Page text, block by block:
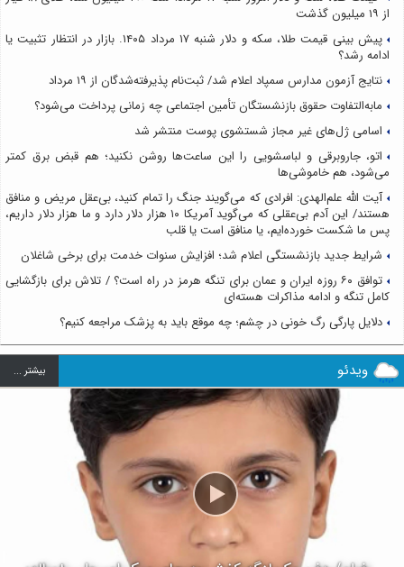
از ۱۹ میلیون گذشت
پیش بینی قیمت طلا، سکه و دلار شنبه ۱۷ مرداد ۱۴۰۵. بازار در انتظار تثبیت یا
ادامه رشد؟
نتایج آزمون مدارس سمپاد اعلام شد/ ثبت‌نام پذیرفته‌شدگان از ۱۹ مرداد
مابه‌التفاوت حقوق بازنشستگان تأمین اجتماعی چه زمانی پرداخت می‌شود؟
اسامی ژل‌های غیر مجاز شستشوی پوست منتشر شد
اتو، جاروبرقی و لباسشویی را این ساعت‌ها روشن نکنید؛ هم قبض برق کمتر
می‌شود، هم خاموشی‌ها
آیت الله علم‌الهدی: افرادی که می‌گویند جنگ را تمام کنید، بی‌عقل مریض و منافق
هستند/ این آدم بی‌عقلی که می‌گوید آمریکا ۱۰ هزار دلار دارد و ما هزار دلار داریم،
پس ما شکست خورده‌ایم، یا منافق است یا قلب
شرایط جدید بازنشستگی اعلام شد؛ افزایش سنوات خدمت برای برخی شاغلان
توافق ۶۰ روزه ایران و عمان برای تنگه هرمز در راه است؟ / تلاش برای بازگشایی
کامل تنگه و ادامه مذاکرات هسته‌ای
دلایل پارگی رگ خونی در چشم؛ چه موقع باید به پزشک مراجعه کنیم؟
ویدئو بيشتر ...